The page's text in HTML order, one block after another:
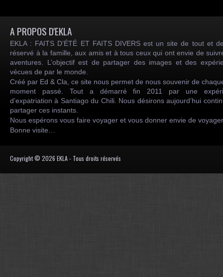
A PROPOS D'EKLA
EKLA : FAITS D’ÉTÉ ET FAITS DIVERS est un site de tout et
réservé à la famille, aux amis et à tous ceux qui ont envie de
aventures. L’objectif est de partager des images et des
vécues de par le monde.
Créé par Ed & Cla, ce site nous permet de nous souvenir de
moment passé. Tout a démarré fin 2011 par une
d’expatriation à Santiago du Chili. Nous désirons aujourd’hui
partager ces instants.
Nous espérons vous faire voyager et vous donner envie de
Bonne visite…
Copyright © 2026 EKLA - Tous droits réservés